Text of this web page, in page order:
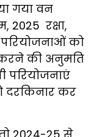
गया वन
2025 रक्षा,
को
की अनुमति
परियोजनाएं
दरकिनार कर